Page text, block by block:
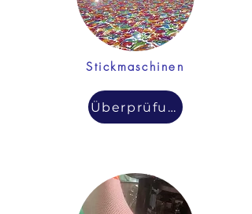
Stickmaschinen
Überprüfung